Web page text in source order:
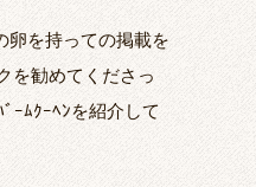
卵を持っての掲載を
を勧めてくださっ
ｰﾑｸｰﾍﾝを紹介して